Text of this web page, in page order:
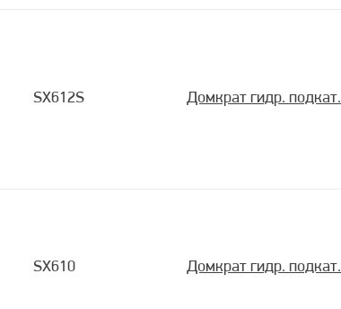
SX612S Домкрат гидр. подкат.
SX610 Домкрат гидр. подкат.